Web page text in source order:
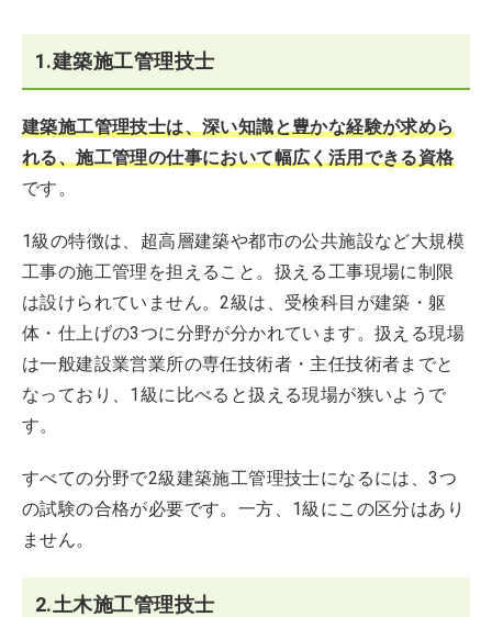
1.建築施工管理技士
建築施工管理技士は、深い知識と豊かな経験が求めら
れる、施工管理の仕事において幅広く活用できる資格
です。
1級の特徴は、超高層建築や都市の公共施設など大規模
工事の施工管理を担えること。扱える工事現場に制限
は設けられていません。2級は、受検科目が建築・躯
体・仕上げの3つに分野が分かれています。扱える現場
は一般建設業営業所の専任技術者・主任技術者までと
なっており、1級に比べると扱える現場が狭いようで
す。
すべての分野で2級建築施工管理技士になるには、3つ
の試験の合格が必要です。一方、1級にこの区分はあり
ません。
2.土木施工管理技士